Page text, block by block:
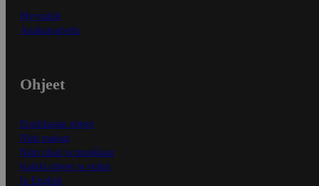
Myymälät
Asiakaspalvelu
Ohjeet
Ensitilaajan ohjeet
Näin maksat
Näin tilaat ja muokkaat
Kaikki ohjeet ja vinkit
In English